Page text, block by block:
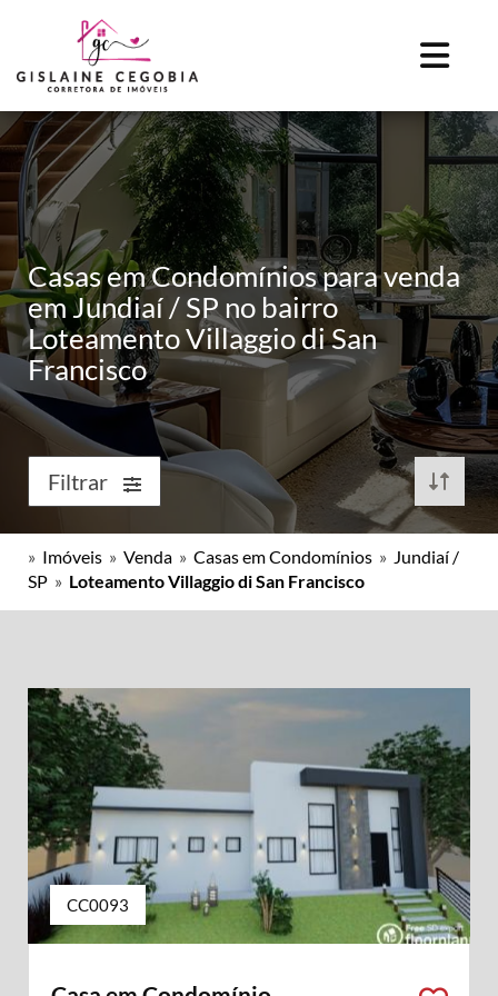
Casas em Condomínios para venda
em Jundiaí / SP no bairro
Loteamento Villaggio di San
Francisco
Filtrar
» Imóveis » Venda » Casas em Condomínios » Jundiaí /
SP » Loteamento Villaggio di San Francisco
CC0093